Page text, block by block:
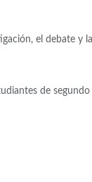
el debate y
de segundo